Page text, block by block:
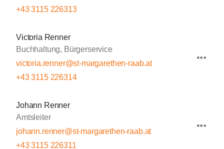
+43 3115 226313
Victoria Renner
Buchhaltung, Bürgerservice
victoria.renner@st-margarethen-raab.at
+43 3115 226314
Johann Renner
Amtsleiter
johann.renner@st-margarethen-raab.at
+43 3115 226311